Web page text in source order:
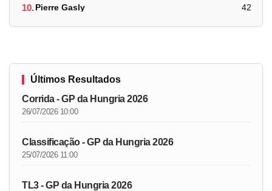
10.Pierre Gasly 42
Últimos Resultados
Corrida - GP da Hungria 2026
26/07/2026 10:00
Classificação - GP da Hungria 2026
25/07/2026 11:00
TL3 - GP da Hungria 2026